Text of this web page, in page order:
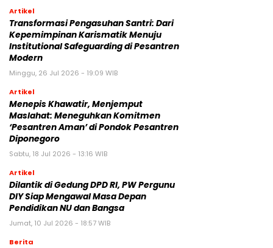
Artikel
Transformasi Pengasuhan Santri: Dari
Kepemimpinan Karismatik Menuju
Institutional Safeguarding di Pesantren
Modern
Minggu, 26 Jul 2026 - 19:09 WIB
Artikel
Menepis Khawatir, Menjemput
Maslahat: Meneguhkan Komitmen
‘Pesantren Aman’ di Pondok Pesantren
Diponegoro
Sabtu, 18 Jul 2026 - 13:16 WIB
Artikel
Dilantik di Gedung DPD RI, PW Pergunu
DIY Siap Mengawal Masa Depan
Pendidikan NU dan Bangsa
Jumat, 10 Jul 2026 - 18:57 WIB
Berita